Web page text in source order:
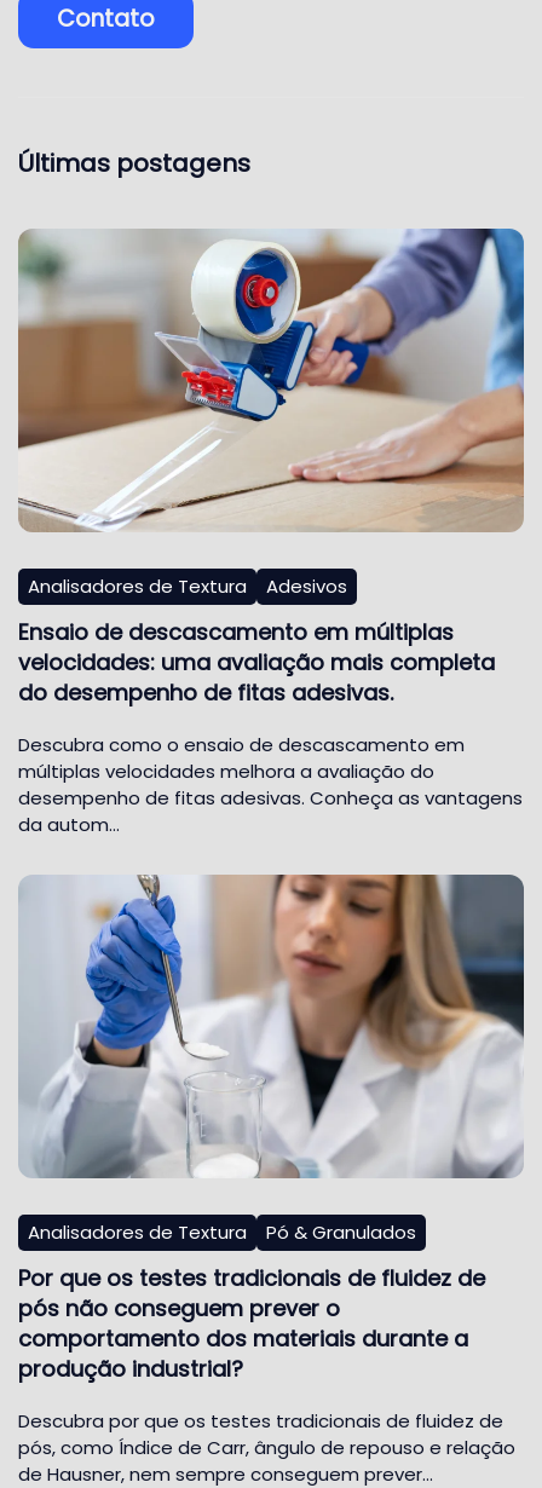
Contato
Últimas postagens
Analisadores de Textura Adesivos
Ensaio de descascamento em múltiplas
velocidades: uma avaliação mais completa
do desempenho de fitas adesivas.
Descubra como o ensaio de descascamento em
múltiplas velocidades melhora a avaliação do
desempenho de fitas adesivas. Conheça as vantagens
da autom…
Analisadores de Textura Pó & Granulados
Por que os testes tradicionais de fluidez de
pós não conseguem prever o
comportamento dos materiais durante a
produção industrial?
Descubra por que os testes tradicionais de fluidez de
pós, como Índice de Carr, ângulo de repouso e relação
de Hausner, nem sempre conseguem prever…